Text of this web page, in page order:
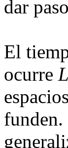
dar
El
ocurre